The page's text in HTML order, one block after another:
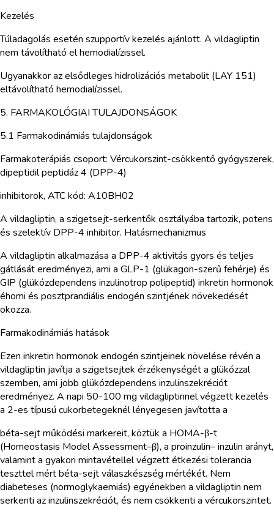
Kezelés
Túladagolás esetén szupportív kezelés ajánlott. A vildagliptin
nem távolítható el hemodialízissel.
Ugyanakkor az elsődleges hidrolizációs metabolit (LAY 151)
eltávolítható hemodialízissel.
5. FARMAKOLÓGIAI TULAJDONSÁGOK
5.1 Farmakodinámiás tulajdonságok
Farmakoterápiás csoport: Vércukorszint-csökkentő gyógyszerek,
dipeptidil peptidáz 4 (DPP-4)
inhibitorok, ATC kód: A10BH02
A vildagliptin, a szigetsejt-serkentők osztályába tartozik, potens
és szelektív DPP-4 inhibitor. Hatásmechanizmus
A vildagliptin alkalmazása a DPP-4 aktivitás gyors és teljes
gátlását eredményezi, ami a GLP-1 (glükagon-szerű fehérje) és
GIP (glükózdependens inzulinotrop polipeptid) inkretin hormonok
éhomi és posztprandiális endogén szintjének növekedését
okozza.
Farmakodinámiás hatások
Ezen inkretin hormonok endogén szintjeinek növelése révén a
vildagliptin javítja a szigetsejtek érzékenységét a glükózzal
szemben, ami jobb glükózdependens inzulinszekréciót
eredményez. A napi 50-100 mg vildagliptinnel végzett kezelés
a 2-es típusú cukorbetegeknél lényegesen javította a
béta-sejt működési markereit, köztük a HOMA-β-t
(Homeostasis Model Assessment–β), a proinzulin– inzulin arányt,
valamint a gyakori mintavétellel végzett étkezési tolerancia
teszttel mért béta-sejt válaszkészség mértékét. Nem
diabeteses (normoglykaemiás) egyénekben a vildagliptin nem
serkenti az inzulinszekréciót, és nem csökkenti a vércukorszintet.